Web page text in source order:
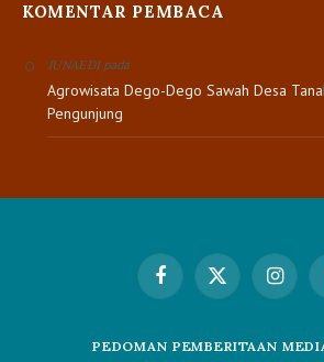
KOMENTAR PEMBACA
JUNAEDIpada
Agrowisata Dego-Dego Sawah Desa
Pengunjung
FacebookX
PEDOMAN PEMBERITAAN